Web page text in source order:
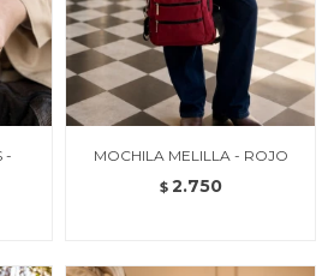
-
MOCHILA MELILLA - ROJO
$ 2.750